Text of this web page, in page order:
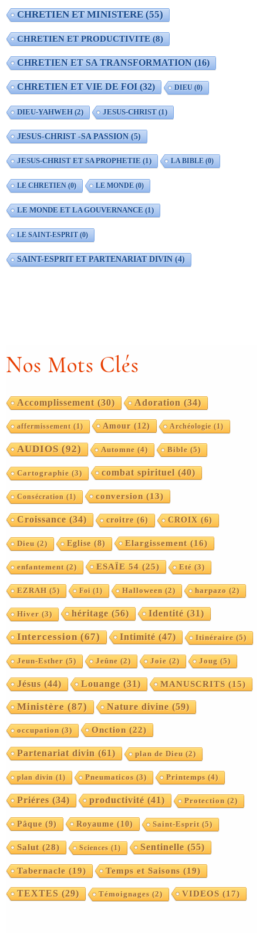
CHRETIEN ET MINISTERE(55)
CHRETIEN ET PRODUCTIVITE(8)
CHRETIEN ET SA TRANSFORMATION(16)
CHRETIEN ET VIE DE FOI(32) DIEU (0)
DIEU-YAHWEH(2) JESUS-CHRIST(1)
JESUS-CHRIST -SA PASSION(5)
JESUS-CHRIST ET SA PROPHETIE (1) LA BIBLE (0)
LE CHRETIEN (0) LE MONDE (0)
LE MONDE ET LA GOUVERNANCE (1)
LE SAINT-ESPRIT(0)
SAINT-ESPRIT ET PARTENARIAT DIVIN(4)
Nos Mots Clés
Accomplissement (30) Adoration (34)
affermissement (1) Amour (12) Archéologie (1)
AUDIOS (92) Automne (4) Bible (5)
Cartographie (3) combat spirituel (40)
Consécration (1) conversion (13)
Croissance (34) croitre (6) CROIX (6)
Dieu (2) Eglise (8) Elargissement (16)
enfantement (2) ESAÏE 54 (25) Eté (3)
EZRAH (5) Foi (1) Halloween (2) harpazo (2)
Hiver (3) héritage (56) Identité (31)
Intercession (67) Intimité (47) Itinéraire (5)
Jeun-Esther (5) Jeûne (2) Joie (2) Joug (5)
Jésus (44) Louange (31) MANUSCRITS (15)
Ministère (87) Nature divine (59)
occupation (3) Onction (22)
Partenariat divin (61) plan de Dieu (2)
plan divin (1) Pneumaticos (3) Printemps (4)
Priéres (34) productivité (41) Protection (2)
Pâque (9) Royaume (10) Saint-Esprit (5)
Salut (28) Sciences (1) Sentinelle (55)
Tabernacle (19) Temps et Saisons (19)
TEXTES (29) Témoignages (2) VIDEOS (17)